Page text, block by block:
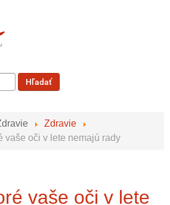
Hľadať
Zdravie
vaše oči v lete nemajú rady
vaše oči v lete